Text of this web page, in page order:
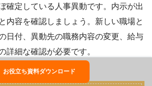
確定している人事異動です。内示が出
内容を確認しましょう。新しい職場と
日付、異動先の職務内容の変更、給与
詳細な確認が必要です。
お役立ち資料ダウンロード